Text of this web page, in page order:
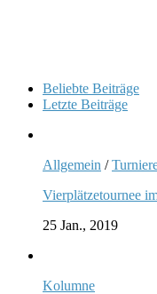
Beliebte Beiträge
Letzte Beiträge
Allgemein /
Vierplätzetournee
25 Jan., 2019
Kolumne